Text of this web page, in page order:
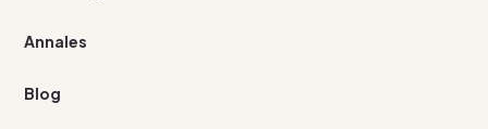
Annales
Blog